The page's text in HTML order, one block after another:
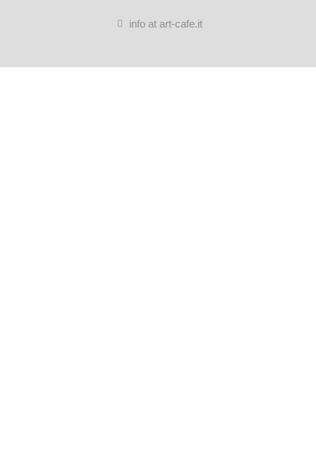
info at art-cafe.it